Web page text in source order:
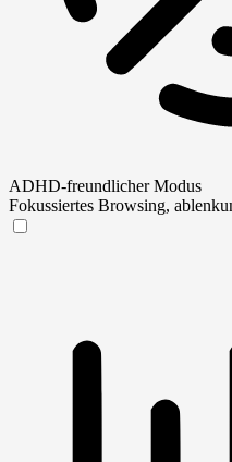
ADHD-freundlicher Modus
Fokussiertes Browsing,